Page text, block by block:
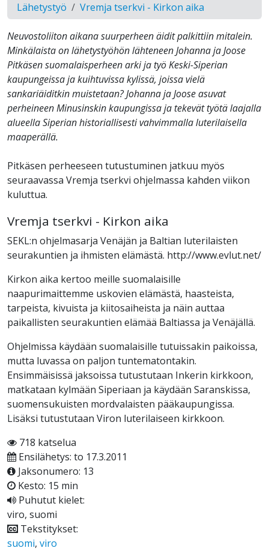
Lähetystyö Vremja tserkvi - Kirkon aika
Neuvostoliiton aikana suurperheen äidit palkittiin mitalein.
Minkälaista on lähetystyöhön lähteneen Johanna ja Joose
Pitkäsen suomalaisperheen arki ja työ Keski-Siperian
kaupungeissa ja kuihtuvissa kylissä, joissa vielä
sankariäiditkin muistetaan? Johanna ja Joose asuvat
perheineen Minusinskin kaupungissa ja tekevät työtä laajalla
alueella Siperian historiallisesti vahvimmalla luterilaisella
maaperällä.
Pitkäsen perheeseen tutustuminen jatkuu myös
seuraavassa Vremja tserkvi ohjelmassa kahden viikon
kuluttua.
Vremja tserkvi - Kirkon aika
SEKL:n ohjelmasarja Venäjän ja Baltian luterilaisten
seurakuntien ja ihmisten elämästä. http://www.evlut.net/
Kirkon aika kertoo meille suomalaisille
naapurimaittemme uskovien elämästä, haasteista,
tarpeista, kivuista ja kiitosaiheista ja näin auttaa
paikallisten seurakuntien elämää Baltiassa ja Venäjällä.
Ohjelmissa käydään suomalaisille tutuissakin paikoissa,
mutta luvassa on paljon tuntematontakin.
Ensimmäisissä jaksoissa tutustutaan Inkerin kirkkoon,
matkataan kylmään Siperiaan ja käydään Saranskissa,
suomensukuisten mordvalaisten pääkaupungissa.
Lisäksi tutustutaan Viron luterilaiseen kirkkoon.
718 katselua
Ensilähetys: to 17.3.2011
Jaksonumero: 13
Kesto: 15 min
Puhutut kielet:
viro, suomi
Tekstitykset:
suomi, viro